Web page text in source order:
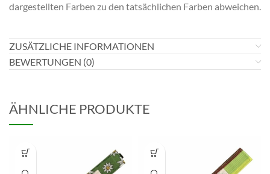
dargestellten Farben zu den tatsächlichen Farben abweichen.
ZUSÄTZLICHE INFORMATIONEN
BEWERTUNGEN (0)
ÄHNLICHE PRODUKTE